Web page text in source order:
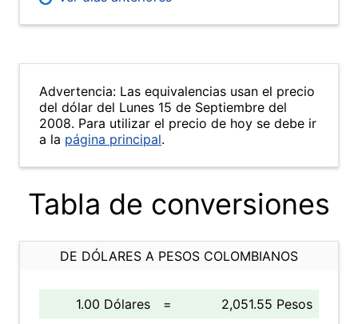
Advertencia: Las equivalencias usan el precio
del dólar del Lunes 15 de Septiembre del
2008. Para utilizar el precio de hoy se debe ir
a la página principal.
Tabla de conversiones
DE DÓLARES A PESOS COLOMBIANOS
1.00 Dólares =
2,051.55 Pesos